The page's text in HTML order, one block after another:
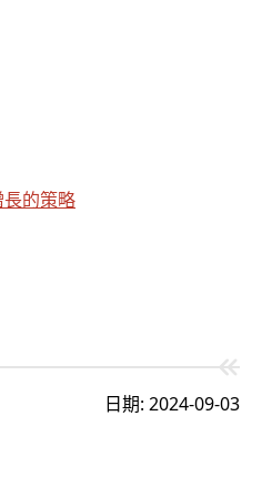
的策略
日期: 2024-09-03